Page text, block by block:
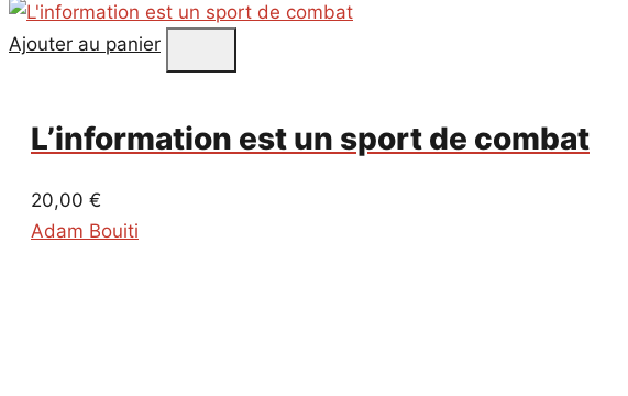
Ajouter au panier
L’information est un sport de combat
20,00 €
Adam Bouiti